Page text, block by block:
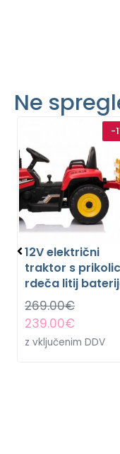
Ne
-
12V električni
traktor s
rdeča litij
269.00€
239.00€
z vključenim DDV